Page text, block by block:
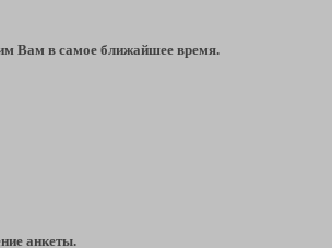
Вам в самое ближайшее время.
анкеты.